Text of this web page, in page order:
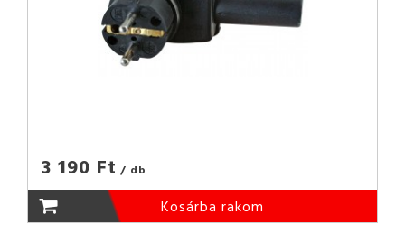
3 190 Ft / db
Kosárba rakom